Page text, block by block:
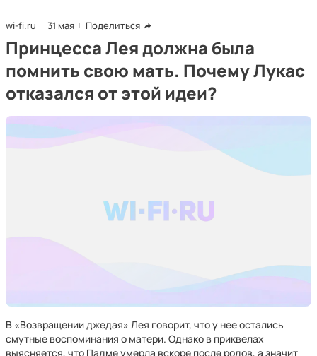
wi-fi.ru 31 мая Поделиться
Принцесса Лея должна была
помнить свою мать. Почему Лукас
отказался от этой идеи?
В «Возвращении джедая» Лея говорит, что у нее остались
смутные воспоминания о матери. Однако в приквелах
выясняется, что Падме умерла вскоре после родов, а значит